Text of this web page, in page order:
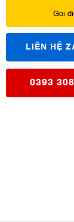
Gọi
LIÊN HỆ
0393